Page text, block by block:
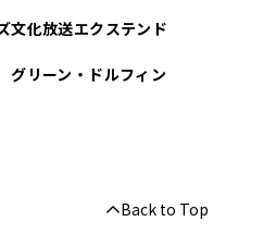
文化放送エクステンド
グリーン・ドルフィン
Back to Top